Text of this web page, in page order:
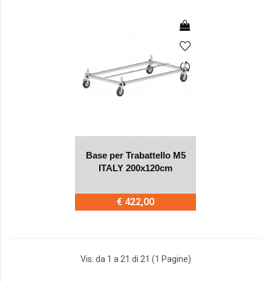
Base per Trabattello M5
ITALY 200x120cm
€ 422,00
Vis. da 1 a 21 di 21 (1 Pagine)